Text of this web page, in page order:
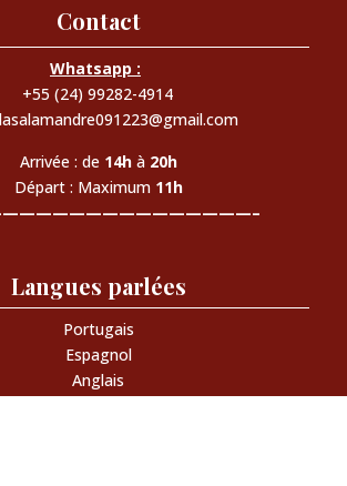
Contact
Whatsapp :
+55 (24) 99282-4914
Arrivée : de 14h à20h
Départ : Maximum 11h
Langues parlées
Portugais
Espagnol
Anglais